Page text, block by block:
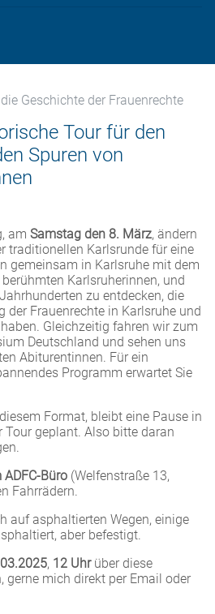
Geschichte der Frauenrechte
Tour für den
Spuren von
am Samstag den 8. März, ändern
traditionellen Karlsrunde für eine
gemeinsam in Karlsruhe mit dem
Karlsruherinnen, und
zu entdecken, die
der Frauenrechte in Karlsruhe und
Gleichzeitig fahren wir zum
Deutschland und sehen uns
Abiturentinnen. Für ein
Programm erwartet Sie
Format, bleibt eine Pause in
Tour geplant. Also bitte daran
Büro (Welfenstraße 13,
Fahrrädern.
auf asphaltierten Wegen, einige
aber befestigt.
, 12 Uhrüber diese
gerne mich direkt per Email oder